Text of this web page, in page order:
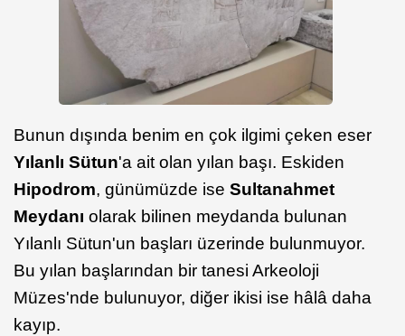
Bunun dışında benim en çok ilgimi çeken eser
Yılanlı Sütun'a ait olan yılan başı. Eskiden
Hipodrom, günümüzde ise Sultanahmet
Meydanı olarak bilinen meydanda bulunan
Yılanlı Sütun'un başları üzerinde bulunmuyor.
Bu yılan başlarından bir tanesi Arkeoloji
Müzes'nde bulunuyor, diğer ikisi ise hâlâ daha
kayıp.